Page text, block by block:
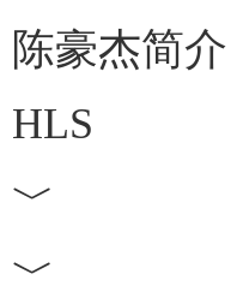
陈豪杰简介
HLS
﹀
﹀